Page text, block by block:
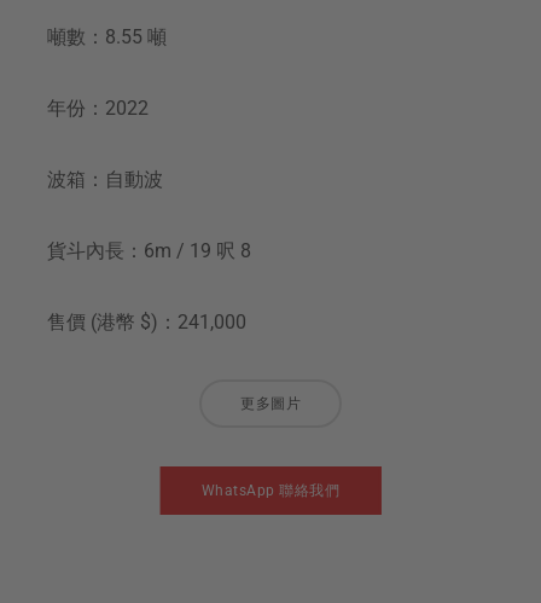
噸數：8.55 噸
年份：2022
波箱：自動波
貨斗內長：6m / 19 呎 8
售價 (港幣 $)：241,000
更多圖片
WhatsApp 聯絡我們